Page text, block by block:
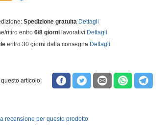
Spedizione gratuita Dettagli
ritiro entro 6/8 giornilavorativi Dettagli
entro 30 giorni dalla consegna Dettagli
articolo:
recensione per questo prodotto